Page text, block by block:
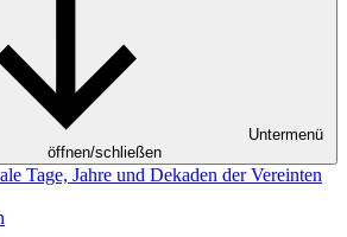
Untermenü
öffnen/schließen
Tage, Jahre und Dekaden der Vereinten